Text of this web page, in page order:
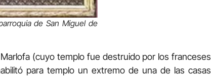
de San Miguel de
(cuyo templo fue destruido por los franceses
para templo un extremo de una de las casas